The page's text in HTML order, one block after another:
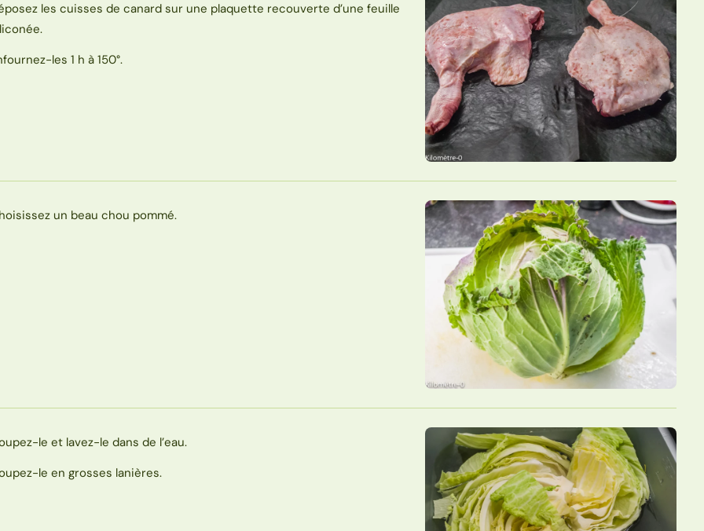
les cuisses de canard sur une plaquette recouverte d’une feuille
les 1 h à 150°.
un beau chou pommé.
le et lavez-le dans de l’eau.
le en grosses lanières.